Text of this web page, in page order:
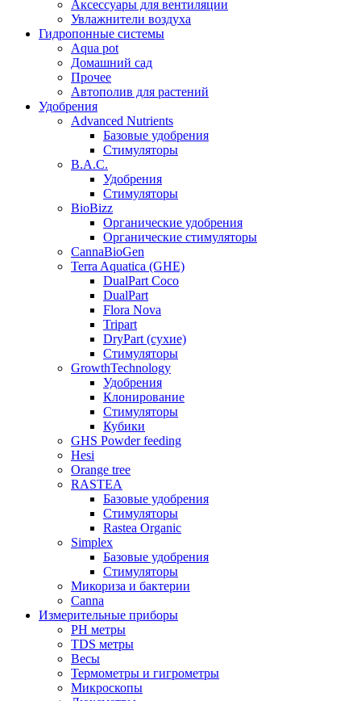
Аксессуары для вентиляции
Увлажнители воздуха
Гидропонные системы
Aqua pot
Домашний сад
Прочее
Автополив для растений
Удобрения
Advanced Nutrients
Базовые удобрения
Стимуляторы
B.A.C.
Удобрения
Стимуляторы
BioBizz
Органические удобрения
Органические стимуляторы
CannaBioGen
Terra Aquatica (GHE)
DualPart Coco
DualPart
Flora Nova
Tripart
DryPart (сухие)
Стимуляторы
GrowthTechnology
Удобрения
Клонирование
Стимуляторы
Кубики
GHS Powder feeding
Hesi
Orange tree
RASTEA
Базовые удобрения
Стимуляторы
Rastea Organic
Simplex
Базовые удобрения
Стимуляторы
Микориза и бактерии
Canna
Измерительные приборы
PH метры
TDS метры
Весы
Термометры и гигрометры
Микроскопы